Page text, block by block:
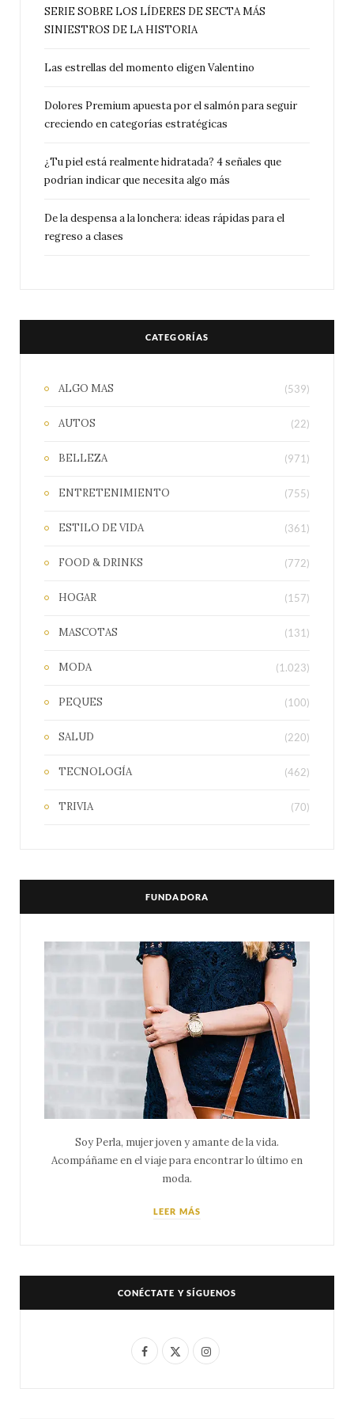
SERIE SOBRE LOS LÍDERES DE SECTA MÁS
SINIESTROS DE LA HISTORIA
Las estrellas del momento eligen Valentino
Dolores Premium apuesta por el salmón para seguir
creciendo en categorías estratégicas
¿Tu piel está realmente hidratada? 4 señales que
podrían indicar que necesita algo más
De la despensa a la lonchera: ideas rápidas para el
regreso a clases
CATEGORÍAS
ALGO MAS (539)
AUTOS (22)
BELLEZA (971)
ENTRETENIMIENTO (755)
ESTILO DE VIDA (361)
FOOD & DRINKS (772)
HOGAR (157)
MASCOTAS (131)
MODA (1.023)
PEQUES (100)
SALUD (220)
TECNOLOGÍA (462)
TRIVIA (70)
FUNDADORA
Soy Perla, mujer joven y amante de la vida.
Acompáñame en el viaje para encontrar lo último en
moda.
LEER MÁS
CONÉCTATE Y SÍGUENOS
F
X
I